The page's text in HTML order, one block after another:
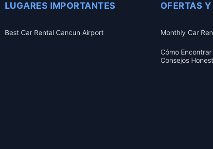
LUGARES IMPORTANTES
Best Car Rental Cancun Airport
OFERTAS
Monthly Car
Cómo
Consejos